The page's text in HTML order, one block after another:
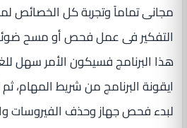
التفكير فى عمل فحص أو مسح ضوئى
هذا البرنامج فسيكون الأمر سهل
لبدء فحص جهاز وحذف الفيروسات